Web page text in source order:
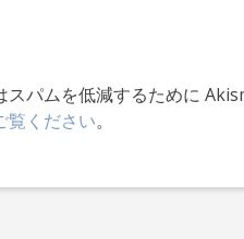
スパムを低減するために
覧ください。